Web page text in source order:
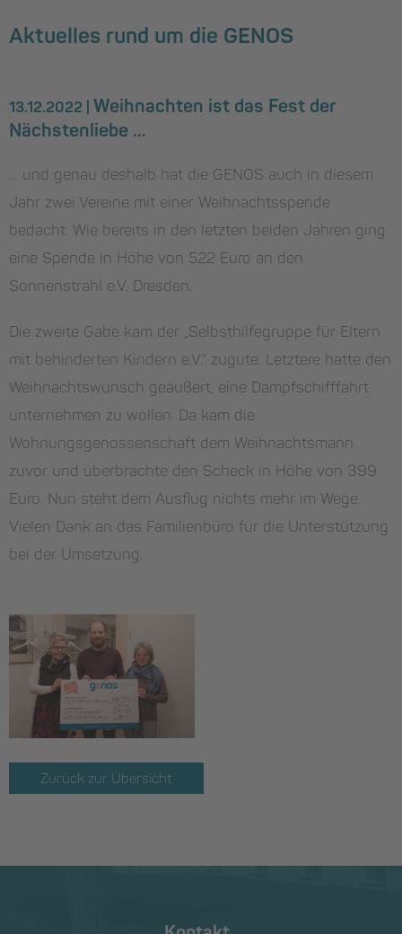
Aktuelles rund um die GENOS
13.12.2022 | Weihnachten ist das Fest der
Nächstenliebe …
… und genau deshalb hat die GENOS auch in diesem
Jahr zwei Vereine mit einer Weihnachtsspende
bedacht. Wie bereits in den letzten beiden Jahren ging
eine Spende in Höhe von 522 Euro an den
Sonnenstrahl e.V. Dresden.
Die zweite Gabe kam der „Selbsthilfegruppe für Eltern
mit behinderten Kindern e.V.“ zugute. Letztere hatte den
Weihnachtswunsch geäußert, eine Dampfschifffahrt
unternehmen zu wollen. Da kam die
Wohnungsgenossenschaft dem Weihnachtsmann
zuvor und überbrachte den Scheck in Höhe von 399
Euro. Nun steht dem Ausflug nichts mehr im Wege.
Vielen Dank an das Familienbüro für die Unterstützung
bei der Umsetzung.
Zurück zur Übersicht